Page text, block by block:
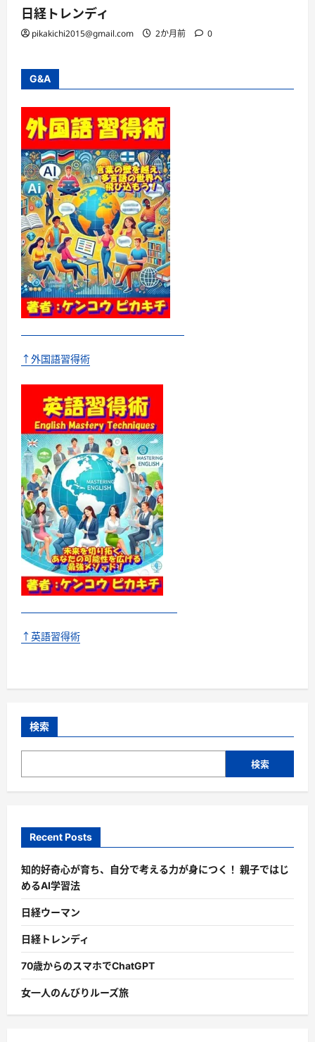
日経トレンディ
pikakichi2015@gmail.com 2か月前 0
G&A
↑外国語習得術
↑英語習得術
検索
検索
Recent Posts
知的好奇心が育ち、自分で考える力が身につく！ 親子ではじ
めるAI学習法
日経ウーマン
日経トレンディ
70歳からのスマホでChatGPT
女一人のんびりルーズ旅